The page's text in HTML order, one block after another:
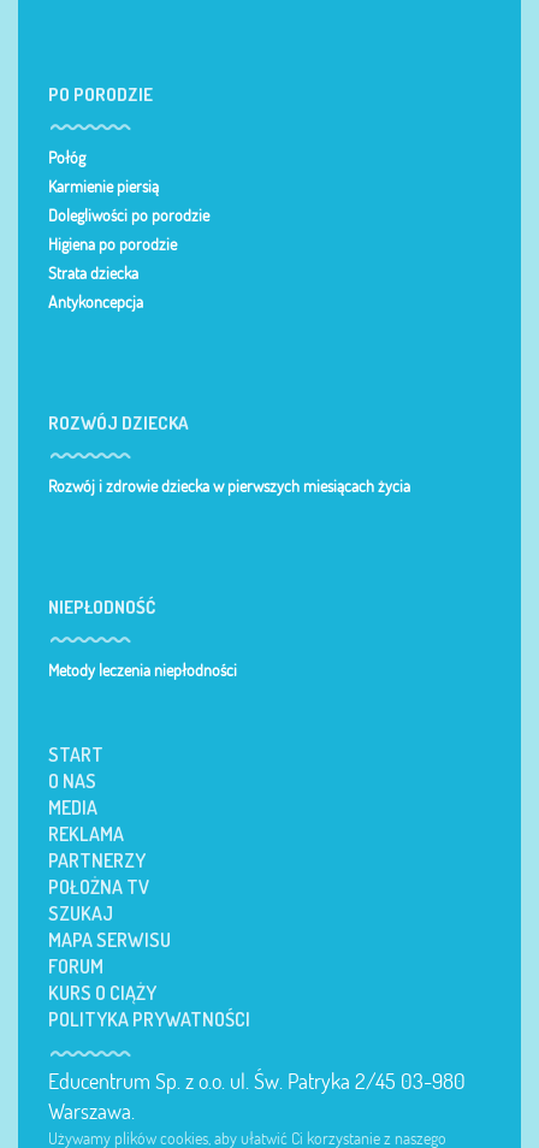
PO PORODZIE
Połóg
Karmienie piersią
Dolegliwości po porodzie
Higiena po porodzie
Strata dziecka
Antykoncepcja
ROZWÓJ DZIECKA
Rozwój i zdrowie dziecka w pierwszych miesiącach życia
NIEPŁODNOŚĆ
Metody leczenia niepłodności
START
O NAS
MEDIA
REKLAMA
PARTNERZY
POŁOŻNA TV
SZUKAJ
MAPA SERWISU
FORUM
KURS O CIĄŻY
POLITYKA PRYWATNOŚCI
Educentrum Sp. z o.o. ul. Św. Patryka 2/45 03-980
Warszawa.
Używamy plików cookies, aby ułatwić Ci korzystanie z naszego